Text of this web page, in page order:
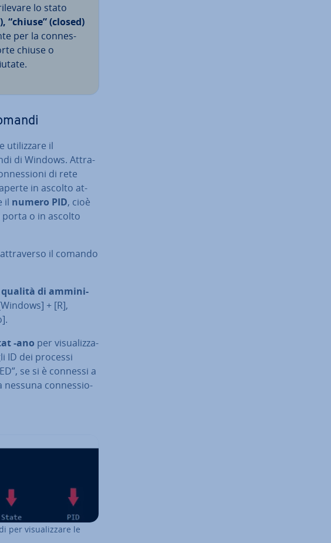
lo stato
“chiuse” (closed)
per la con­nes­
chiuse o
uti­liz­za­re il
di Windows. At­tra­
di rete
in ascolto at­
il numero PID, cioè
porta o in ascolto
il comando
qualità di am­mi­ni­
+ [R],
-ano per vi­sua­liz­za­
ID dei processi
se si è connessi a
nessuna con­nes­sio­
per vi­sua­liz­za­re le